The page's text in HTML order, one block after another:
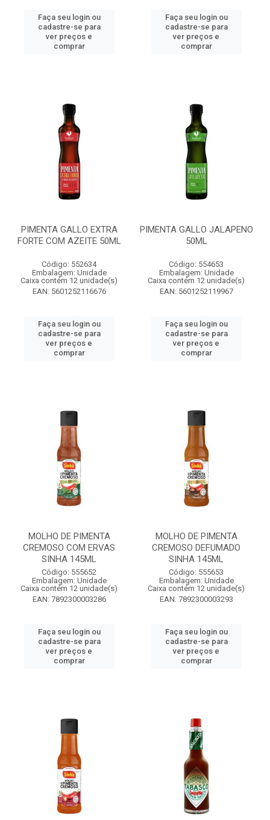
Faça seu login ou
cadastre-se para
ver preços e
comprar
Faça seu login ou
cadastre-se para
ver preços e
comprar
PIMENTA GALLO EXTRA
FORTE COM AZEITE 50ML
Código: 552634
Embalagem: Unidade
Caixa contém 12 unidade(s)
EAN: 5601252116676
Faça seu login ou
cadastre-se para
ver preços e
comprar
PIMENTA GALLO JALAPENO
50ML
Código: 554653
Embalagem: Unidade
Caixa contém 12 unidade(s)
EAN: 5601252119967
Faça seu login ou
cadastre-se para
ver preços e
comprar
MOLHO DE PIMENTA
CREMOSO COM ERVAS
SINHA 145ML
Código: 555652
Embalagem: Unidade
Caixa contém 12 unidade(s)
EAN: 7892300003286
Faça seu login ou
cadastre-se para
ver preços e
comprar
MOLHO DE PIMENTA
CREMOSO DEFUMADO
SINHA 145ML
Código: 555653
Embalagem: Unidade
Caixa contém 12 unidade(s)
EAN: 7892300003293
Faça seu login ou
cadastre-se para
ver preços e
comprar